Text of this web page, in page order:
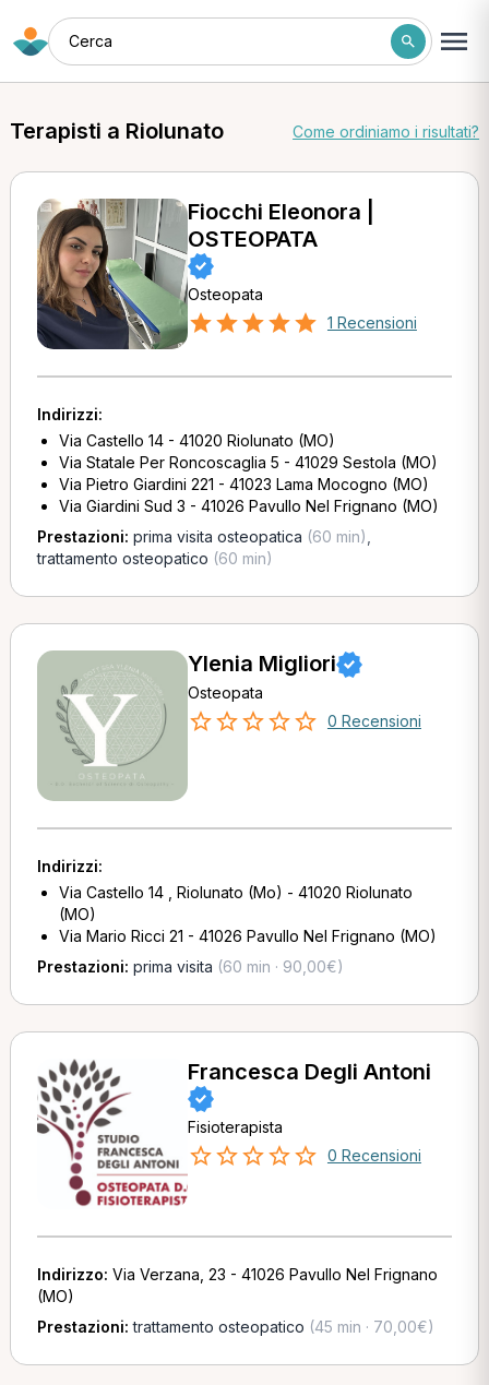
Cerca
Terapisti a Riolunato Come ordiniamo i risultati?
Fiocchi Eleonora |
OSTEOPATA
Osteopata
1 Recensioni
Indirizzi:
Via Castello 14 - 41020 Riolunato (MO)
Via Statale Per Roncoscaglia 5 - 41029 Sestola (MO)
Via Pietro Giardini 221 - 41023 Lama Mocogno (MO)
Via Giardini Sud 3 - 41026 Pavullo Nel Frignano (MO)
Prestazioni: prima visita osteopatica (60 min)
trattamento osteopatico (60 min)
Ylenia Migliori
Osteopata
0 Recensioni
Indirizzi:
Via Castello 14 , Riolunato (Mo) - 41020 Riolunato
(MO)
Via Mario Ricci 21 - 41026 Pavullo Nel Frignano (MO)
Prestazioni: prima visita (60 min · 90,00€)
Francesca Degli Antoni
Fisioterapista
0 Recensioni
Indirizzo: Via Verzana, 23 - 41026 Pavullo Nel Frignano
(MO)
Prestazioni:trattamento osteopatico (45 min · 70,00€)